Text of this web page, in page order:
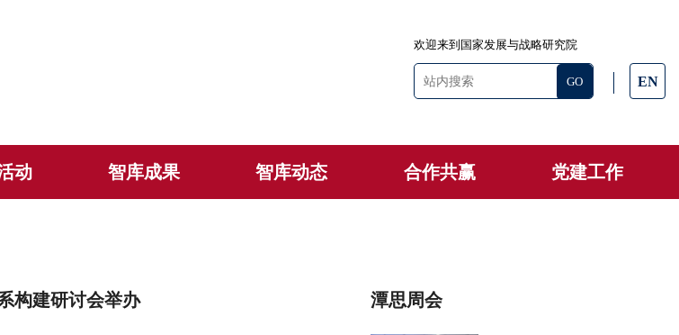
欢迎来到国家发展与战略研究院
EN
动 智库成果 智库动态 合作共赢 党建工作
构建研讨会举办 潭思周会